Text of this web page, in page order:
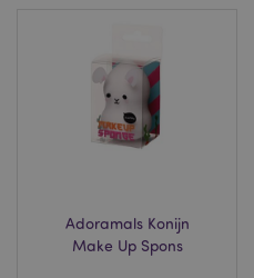
Adoramals Konijn
Make Up Spons